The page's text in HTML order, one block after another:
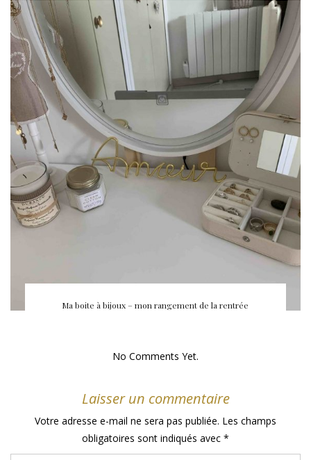
Ma boite à bijoux – mon rangement de la rentrée
No Comments Yet.
Laisser un commentaire
Votre adresse e-mail ne sera pas publiée. Les champs
obligatoires sont indiqués avec *